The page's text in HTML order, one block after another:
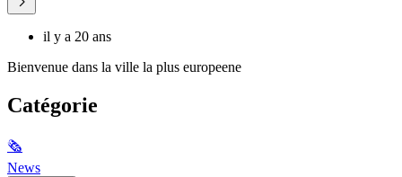
il y a 20 ans
Bienvenue dans la ville la plus europeene
Catégorie
🗞
News